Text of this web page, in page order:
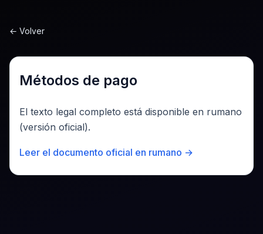
← Volver
Métodos de pago
El texto legal completo está disponible en rumano
(versión oficial).
Leer el documento oficial en rumano →